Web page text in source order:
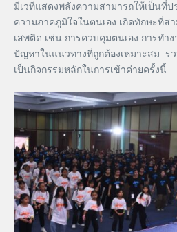
มีเวทีแสดงพลังความสามารถให้เป็นที่ป
ความภาคภูมิใจในตนเอง เกิดทักษะที่ส
เสพติด เช่น การควบคุมตนเอง การทำ
ปัญหาในแนวทางที่ถูกต้องเหมาะสม รว
เป็นกิจกรรมหลักในการเข้าค่ายครั้งนี้